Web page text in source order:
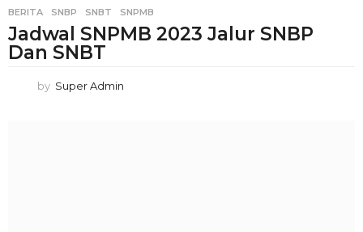
BERITA SNBP ,SNBT ,SNPMB
Jadwal SNPMB 2023 Jalur SNBP
Dan SNBT
by Super Admin